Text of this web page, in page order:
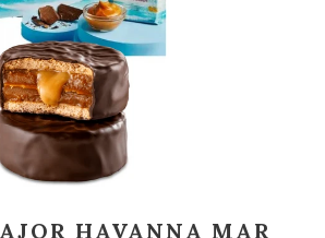
HAVANNA MAR